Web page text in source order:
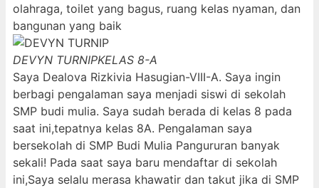
olahraga, toilet yang bagus, ruang kelas nyaman, dan
bangunan yang baik
DEVYN TURNIPKELAS 8-A
Saya Dealova Rizkivia Hasugian-VIII-A. Saya ingin
berbagi pengalaman saya menjadi siswi di sekolah
SMP budi mulia. Saya sudah berada di kelas 8 pada
saat ini,tepatnya kelas 8A. Pengalaman saya
bersekolah di SMP Budi Mulia Pangururan banyak
sekali! Pada saat saya baru mendaftar di sekolah
ini,Saya selalu merasa khawatir dan takut jika di SMP